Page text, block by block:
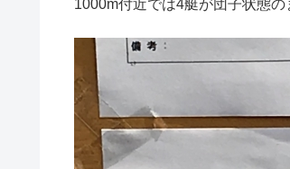
1000m付近では4艇が団子状態